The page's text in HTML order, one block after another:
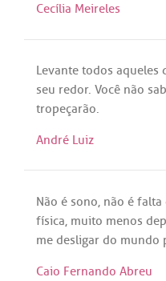
Cecília Meireles
Levante todos aqueles
seu redor. Você não
tropeçarão.
André Luiz
Não é sono, não é falta
física, muito menos
me desligar do mundo
Caio Fernando Abreu